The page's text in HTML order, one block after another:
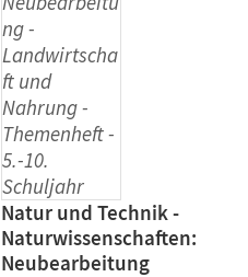
Natur und Technik -
Naturwissenschaften:
Neubearbeitung